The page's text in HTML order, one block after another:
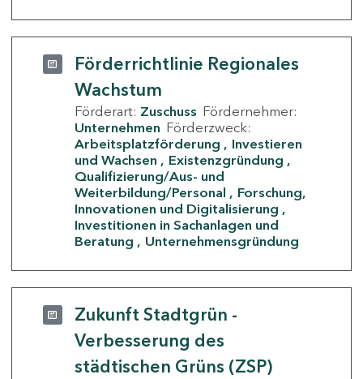
Förderrichtlinie Regionales
Wachstum
Förderart: Zuschuss Fördernehmer:
Unternehmen Förderzweck:
Arbeitsplatzförderung
Investieren
und Wachsen
Existenzgründung
Qualifizierung/Aus- und
Weiterbildung/Personal
Forschung,
Innovationen und Digitalisierung
Investitionen in Sachanlagen und
Beratung
Unternehmensgründung
Zukunft Stadtgrün -
Verbesserung des
städtischen Grüns (ZSP)